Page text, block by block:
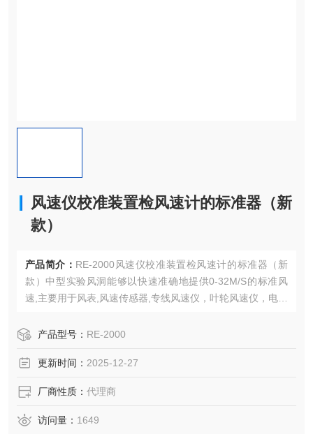
风速仪校准装置检风速计的标准器（新
款）
产品简介： RE-2000风速仪校准装置检风速计的标准器（新
款）中型实验风洞能够以快速准确地提供0-32M/S的标准风
速,主要用于风表,风速传感器,专线风速仪，叶轮风速仪，电接
定风速仪表的专门法定计量器具。
产品型号： RE-2000
更新时间： 2025-12-27
厂商性质： 代理商
访问量： 1649